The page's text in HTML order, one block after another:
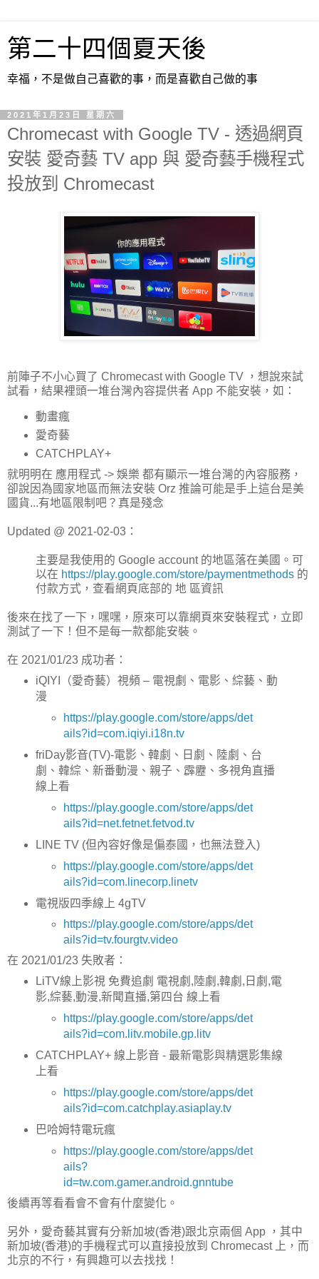
第二十四個夏天後
幸福，不是做自己喜歡的事，而是喜歡自己做的事
2021年1月23日 星期六
Chromecast with Google TV - 透過網頁
安裝 愛奇藝 TV app 與 愛奇藝手機程式
投放到 Chromecast
前陣子不小心買了 Chromecast with Google TV ，想說來試
試看，結果裡頭一堆台灣內容提供者 App 不能安裝，如：
動畫瘋
愛奇藝
CATCHPLAY+
就明明在 應用程式 -> 娛樂 都有顯示一堆台灣的內容服務，
卻說因為國家地區而無法安裝 Orz 推論可能是手上這台是美
國貨...有地區限制吧？真是殘念
Updated @ 2021-02-03：
主要是我使用的 Google account 的地區落在美國。可
以在 https://play.google.com/store/paymentmethods 的
付款方式，查看網頁底部的 地 區資訊
後來在找了一下，嘿嘿，原來可以靠網頁來安裝程式，立即
測試了一下！但不是每一款都能安裝。
在 2021/01/23 成功者：
iQIYI（愛奇藝）視頻 – 電視劇、電影、綜藝、動
漫
https://play.google.com/store/apps/det
ails?id=com.iqiyi.i18n.tv
friDay影音(TV)-電影、韓劇、日劇、陸劇、台
劇、韓綜、新番動漫、親子、霹靂、多視角直播
線上看
https://play.google.com/store/apps/det
ails?id=net.fetnet.fetvod.tv
LINE TV (但內容好像是偏泰國，也無法登入)
https://play.google.com/store/apps/det
ails?id=com.linecorp.linetv
電視版四季線上 4gTV
https://play.google.com/store/apps/det
ails?id=tv.fourgtv.video
在 2021/01/23 失敗者：
LiTV線上影視 免費追劇 電視劇,陸劇,韓劇,日劇,電
影,綜藝,動漫,新聞直播,第四台 線上看
https://play.google.com/store/apps/det
ails?id=com.litv.mobile.gp.litv
CATCHPLAY+ 線上影音 - 最新電影與精選影集線
上看
https://play.google.com/store/apps/det
ails?id=com.catchplay.asiaplay.tv
巴哈姆特電玩瘋
https://play.google.com/store/apps/det
ails?
id=tw.com.gamer.android.gnntube
後續再等看看會不會有什麼變化。
另外，愛奇藝其實有分新加坡(香港)跟北京兩個 App ，其中
新加坡(香港)的手機程式可以直接投放到 Chromecast 上，而
北京的不行，有興趣可以去找找！